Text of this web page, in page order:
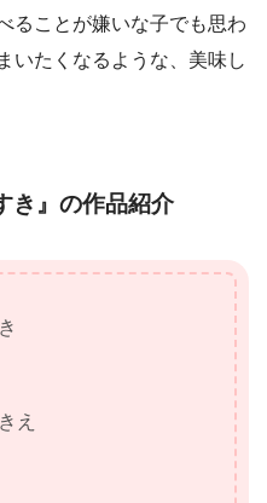
ることが嫌いな子でも思わ
いたくなるような、美味し
き』の作品紹介
え